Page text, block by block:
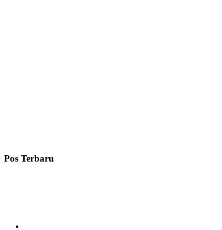
Pos Terbaru